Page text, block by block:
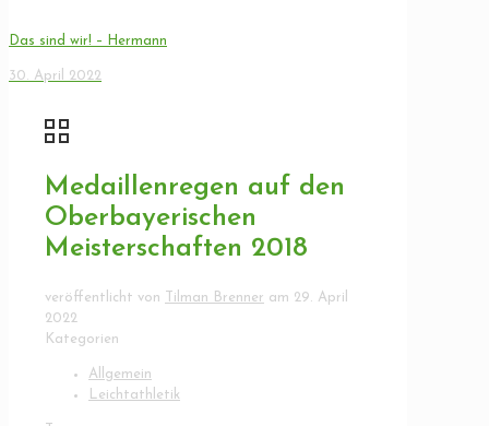
Das sind wir! – Hermann
30. April 2022
Medaillenregen auf den
Oberbayerischen
Meisterschaften 2018
veröffentlicht von Tilman Brenner am 29. April
2022
Kategorien
Allgemein
Leichtathletik